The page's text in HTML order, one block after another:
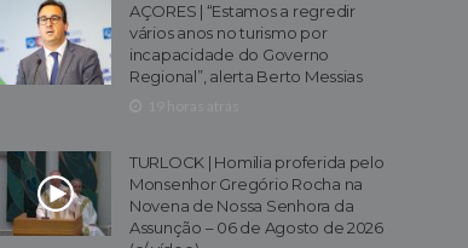
AÇORES | “Estamos a regredir
vários anos no turismo por
incapacidade do Governo
Regional”, alerta Berto Messias
TURLOCK | Homilia proferida pelo
Monsenhor Gregório Rocha na
Novena de Nossa Senhora da
Assunção – 06 de Agosto de 2026